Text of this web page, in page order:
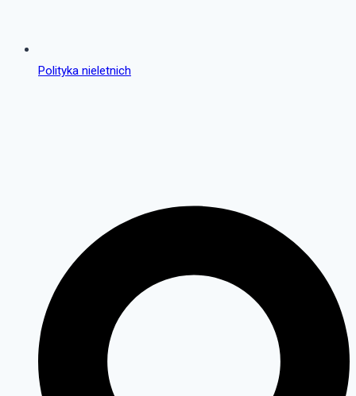
Polityka nieletnich